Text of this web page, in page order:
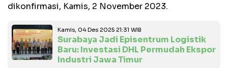
dikonfirmasi, Kamis, 2 November 2023.
Kamis, 04 Des 2025 21:31 WIB
Surabaya Jadi Episentrum Logistik
Baru: Investasi DHL Permudah Ekspor
Industri Jawa Timur